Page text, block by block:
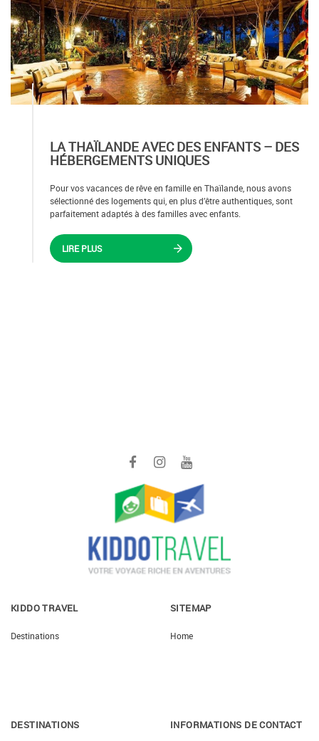
LA THAÏLANDE AVEC DES ENFANTS – DES
HÉBERGEMENTS UNIQUES
Pour vos vacances de rêve en famille en Thaïlande, nous avons
sélectionné des logements qui, en plus d’être authentiques, sont
parfaitement adaptés à des familles avec enfants.
LIRE PLUS
KIDDO TRAVEL
Destinations
SITEMAP
Home
DESTINATIONS INFORMATIONS DE CONTACT